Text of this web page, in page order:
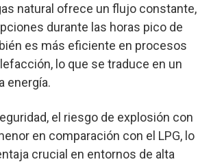
natural ofrece un flujo constante,
durante las horas pico de
es más eficiente en procesos
lo que se traduce en un
energía.
el riesgo de explosión con
en comparación con el LPG, lo
crucial en entornos de alta